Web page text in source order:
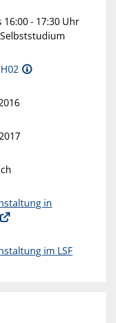
16:00 - 17:30 Uhr
Selbststudium
in
im LSF